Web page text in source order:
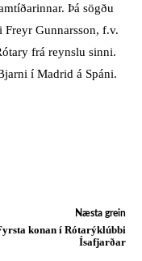
Þá sögðu
Gunnarsson, f.v.
frá reynslu sinni.
í Madrid á Spáni.
Næsta grein
konan í Rótarýklúbbi
Ísafjarðar